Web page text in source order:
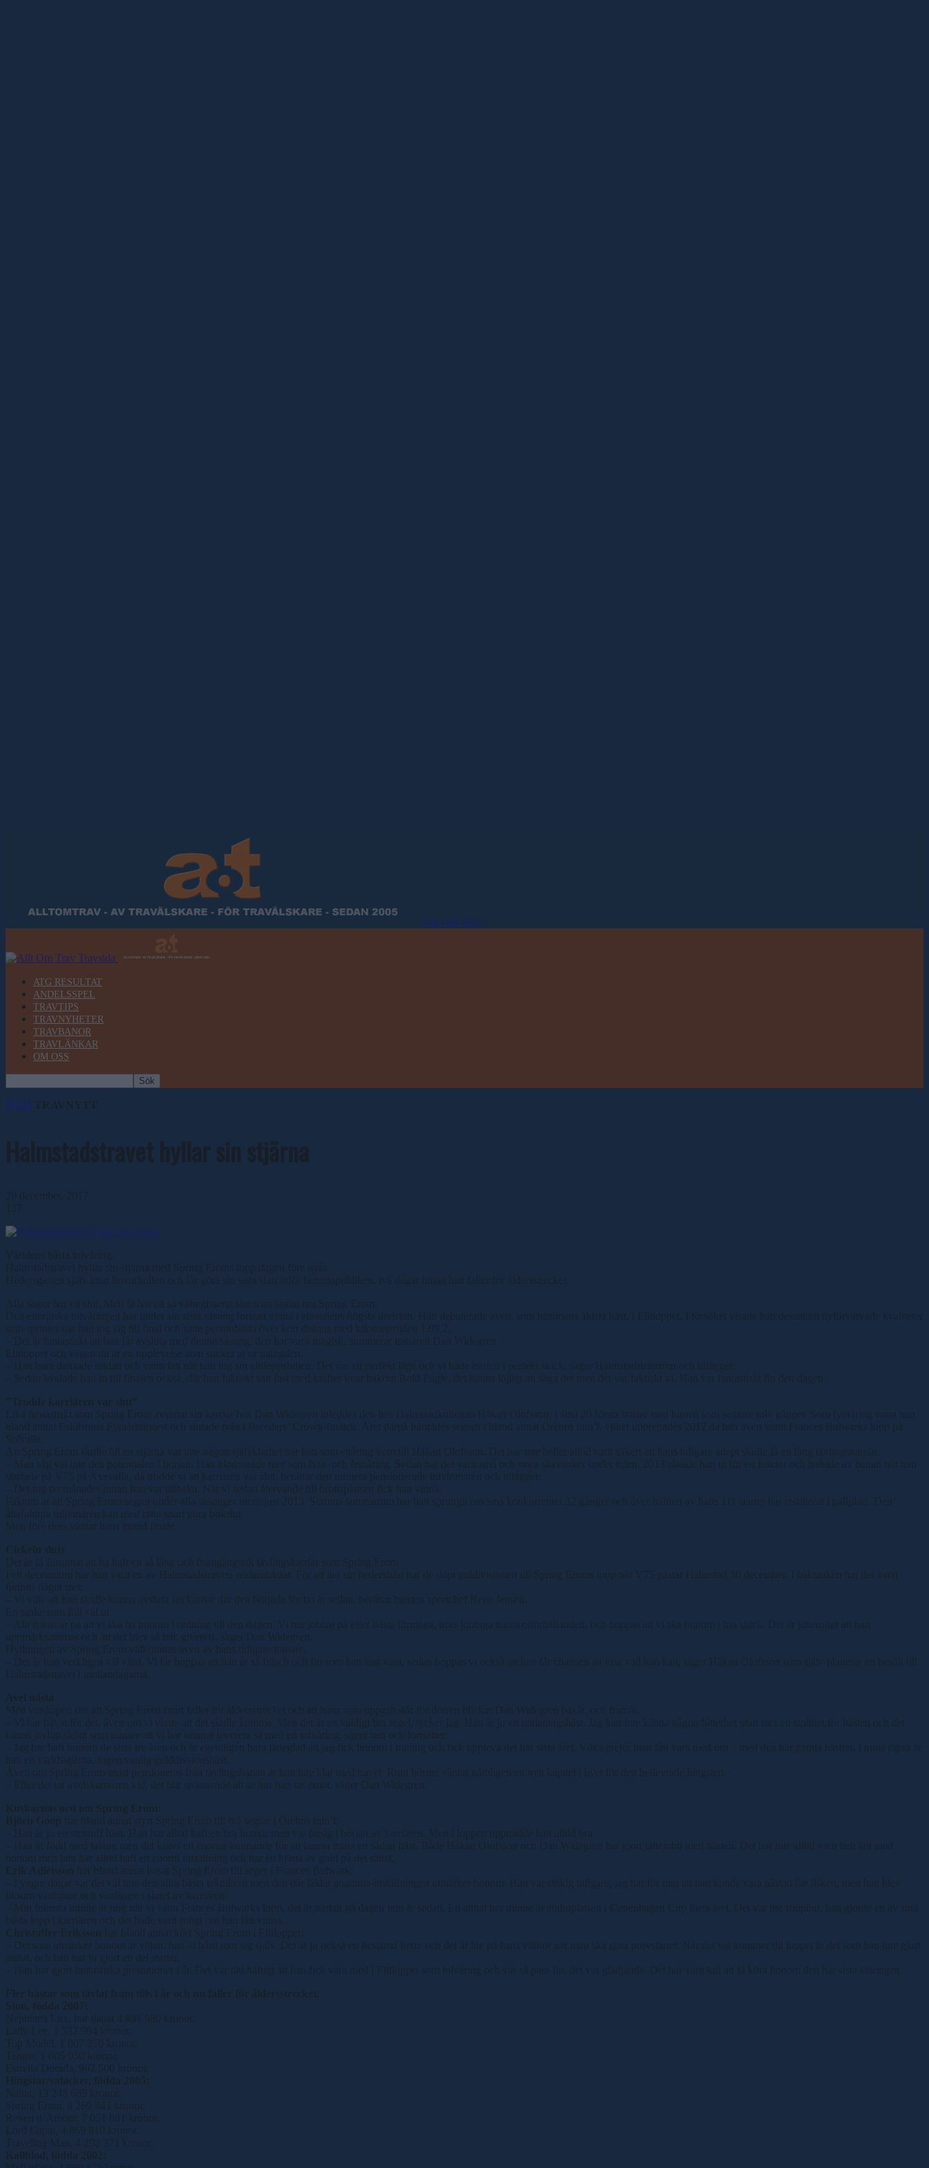
Allt Om Trav
ATG RESULTAT
ANDELSSPEL
TRAVTIPS
TRAVNYHETER
TRAVBANOR
TRAVLÄNKAR
OM OSS
HEM TRAVNYTT
Halmstadstravet hyllar sin stjärna
29 december, 2017
137
Världens bästa tolvåring.
Halmstadstravet hyllar sin stjärna med Spring Eroms lopp dagen före nyår.
Hedersgästen själv intar huvudrollen och får göra sin sista start inför hemmapubliken, två dagar innan han faller för åldersstrecket.
Alla sagor har ett slut. Men få har ett så välregisserat slut som sagan om Spring Erom.
Den energiska tolvåringen har under sin sista säsong fortsatt vinna i elitseriens högsta division. Han debuterade även, som historiens äldsta häst, i Elitloppet. I försöket visade han dessutom nyförvärvade kvaliteter
som sprinter när han tog sig till final och satte personbästa över kort distans med kilometertiden 1.09,2.
– Det är fantastiskt att han får avsluta med denna säsong, den har varit magisk, summerar tränaren Dan Widegren.
Elitloppet och vägen dit är en upplevelse som sticker ut ur mängden.
– Han bara dansade undan och vann lätt när han tog sin elitloppsbiljett. Det var ett perfekt läge och vi hade hästen i perfekt skick, säger Halmstadstränaren och tillägger:
– Sedan kvalade han in till finalen också, där han faktiskt satt fast med krafter kvar bakom Bold Eagle, det känns löjligt att säga det men det var faktiskt så. Han var fantastiskt fin den dagen.
”Trodde karriären var slut”
Lika fantastiskt som Spring Erom avslutat sin karriär hos Dan Widegren inleddes den hos Halmstadkollegan Håkan Olofsson. I sina 20 första starter stod hästen som segrare tolv gånger. Som fyraåring vann han
bland annat Eskilstuna Fyraåringstest och slutade tvåa i Breeders’ Crown-finalen. Året därpå bärgades segern i bland annat Örebro Intn’l, vilket upprepades 2012 då han även vann Frances Bulwarks lopp på
Solvalla.
Att Spring Erom skulle bli en stjärna var inte någon självklarhet när han som ettåring kom till Håkan Olofsson. Det har inte heller alltid varit säkert att hans tidigare adept skulle få en lång tävlingskarriär.
– Man såg väl inte den potentialen i början. Han blomstrade mer som fyra- och femåring. Sedan har det varit små och stora skavanker under tiden. 2013 råkade han ut för en fraktur och haltade av banan när han
startade på V75 på Axevalla, då trodde vi att karriären var slut, berättar den numera pensionerade travtränaren och tillägger:
– Det tog tio månader innan han var tillbaka. När vi sedan återvände till brottsplatsen fick han vinna.
Faktum är att Spring Erom segrat under alla säsonger utom just 2013. Summa summarum har han sprungit om sina konkurrenter 32 gånger och över hälften av hans 111 starter har resulterat i pallplats. Den
åttafaldiga miljonären kan med rätta snart göra bokslut.
Men före dess väntar hans grand finale.
Cirkeln sluts
Det är få förunnat att ha haft en så lång och framgångsrik tävlingskarriär som Spring Erom.
I ett decennium har han varit en av Halmstadstravets reklamhästar. För att ära sin hedershäst har de döpt guldivisionen till Spring Eroms lopp när V75 gästar Halmstad 30 december. I baktanken har det även
funnits något mer.
– Vi ville att han skulle kunna avsluta sin karriär där den började för tio år sedan, berättar banans sportchef Rene Jensen.
En tanke som föll väl ut.
– Allt fokus är på att vi ska ha honom i ordning till den dagen. Vi har jobbat på efter bästa förmåga, trots jobbiga träningsförhållanden, och hoppas att vi ska honom i bra skick. Det är jätteroligt att han
uppmärksammas och att det blev så här, givetvis, säger Dan Widegren.
Hyllningen av Spring Erom välkomnas även av hans tidigare tränare.
– Det är han verkligen väl värd. Vi får hoppas att han är så fräsch och fin som han kan vara, sedan hoppas vi också att han får chansen att visa vad han kan, säger Håkan Olofsson som själv planerar ett besök till
Halmstadstravet i mellandagarna.
Avel nästa
Med vetskapen om att Spring Erom snart faller för åldersstrecket och att hans sista uppgift står för dörren blickar Dan Widegren bakåt, och framåt.
– Vi har bävat för det, även om vi visste att det skulle komma. Men det är en väldigt bra regel, tycker jag. Han är ju en undantagshäst. Jag kan inte känna någon bitterhet utan mer en stolthet för hästen och det
känns jävligt skönt som tränare att vi har kunnat leverera så med en tolvåring, säger han och fortsätter:
– Jag har haft honom de sista tre åren och är egentligen bara jätteglad att jag fick honom i träning och fick uppleva det här sista året. Vilka grejer man fått vara med om – med den här gamla hästen. I mina ögon är
han en världsstjärna, ingen vanlig gulddivsionshäst.
Även om Spring Erom snart pensioneras från tävlingsbanan är han inte klar med travet. Runt hörnet väntar nämligen ett nytt kapitel i livet för den hetlevrade hingsten.
– Efter det tar avelskarriären vid, det blir spännande att se hur han tas emot, säger Dan Widegren.
Kuskarnas ord om Spring Erom:
Björn Goop
har bland annat styrt Spring Erom till två segrar i Örebro Intn’l:
– Han är ju en stentuff häst. Han har alltid haft ett bra humör men var busig i början av karriären. Men i loppen uppträdde han alltid bra.
– Han är född med talang men det krävs ett enormt kunnande för att kunna träna en sådan häst. Både Håkan Olofsson och Dan Widegren har gjort jättejobb med hästen. Det har inte alltid varit helt lätt med
honom men han har alltid haft en enorm inställning och har ett hjärta av guld på det sättet.
Erik Adielsson
har bland annat lotsat Spring Erom till seger i Frances Bulwark:
– I yngre dagar var det väl inte den allra bästa teknikern men den där jäklar anamma-inställningen utmärker honom. Han var stökig tidigare, jag har för mig att han kunde vara nästan lite ilsken, men han blev
liksom vänligare och vänligare i slutet av karriären.
– Mitt främsta minne är nog när vi vann Frances Bulwarks lopp, det är nästan på dagen fem år sedan. Ett annat bra minne är andraplatsen i Copenhagen Cup förra året. Det var lite snöpligt, han gjorde ett av sina
bästa lopp i karriären och det hade varit roligt om han fått vinna.
Christoffer Eriksson
har bland annat kört Spring Erom i Elitloppet:
– Det som utmärker honom är viljan, han är hård mot sig själv. Det är ju också en bestämd herre och det är lite på hans villkor när man ska göra provstarter. När det väl kommer till loppet är det som han inte gjort
annat, och han har ju gjort en del starter.
– Han har gjort fantastiska prestationer i år. Det var rätt häftigt att han fick vara med i Elitloppet som tolvåring och var så pass fin, det var glädjande. Det har varit kul att få köra honom den här sista säsongen.
Fler hästar som tävlat fram tills i år och nu faller för åldersstrecket.
Ston, födda 2007:
Nephenta Lux, har tjänat 4 891 980 kronor.
Lady Lee, 1 532 994 kronor.
Top Model, 1 007 250 kronor.
Tennis, 1 005 050 kronor.
Estrella Dorada, 962 500 kronor.
Hingstar/valacker, födda 2005:
Nahar, 13 243 689 kronor.
Spring Erom, 8 269 841 kronor.
Reven d’Amour, 7 051 881 kronor.
Lord Capar, 4 869 810 kronor.
Traveling Man, 4 292 371 kronor.
Kallblod, födda 2002: